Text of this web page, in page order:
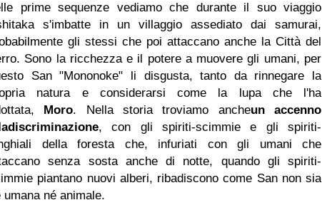
prime sequenze vediamo che durante il suo viaggio
s'imbatte in un villaggio assediato dai samurai,
gli stessi che poi attaccano anche la Cittàdel
Sono la ricchezza e il potere a muovere gli umani, per
San "Mononoke" li disgusta, tanto da rinnegare la
natura e considerarsi come la lupa
che l'ha
Moro. Nella storia troviamo ancheun accenno
discriminazione, con gli spiriti-scimmie e gli spiriti-
della foresta che, infuriati con gli umani che
senza sosta anche di notte, quando gli spiriti-
piantano nuovi alberi, ribadiscono come San non sia
umana né animale.